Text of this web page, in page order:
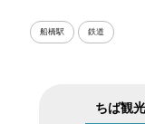
船橋駅 鉄道
ちば観